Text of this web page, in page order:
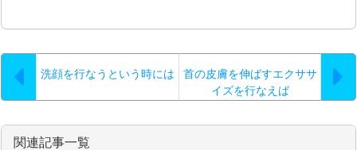
洗顔を行なうという時には
首の皮膚を伸ばすエクササ
イズを行なえば
関連記事一覧